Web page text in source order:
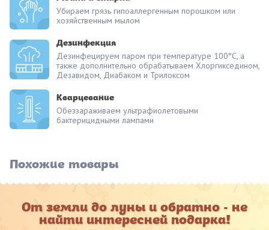
Убираем грязь гипоаллергенным порошком или
хозяйственным мылом
Дезинфекция
Дезинфецируем паром при температуре 100°С, а
также дополнительно обрабатываем Хлоргикседином,
Дезавидом, Диабаком и Трилоксом
Кварцевание
Обеззараживаем ультрафиолетовыми
бактерицидными лампами
Похожие товары
От земли до луны и обратно - не
найти интересней подарка!